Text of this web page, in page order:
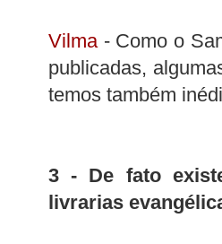
Vilma - Como o
publicadas,
temos também
3 - De fato
livrarias